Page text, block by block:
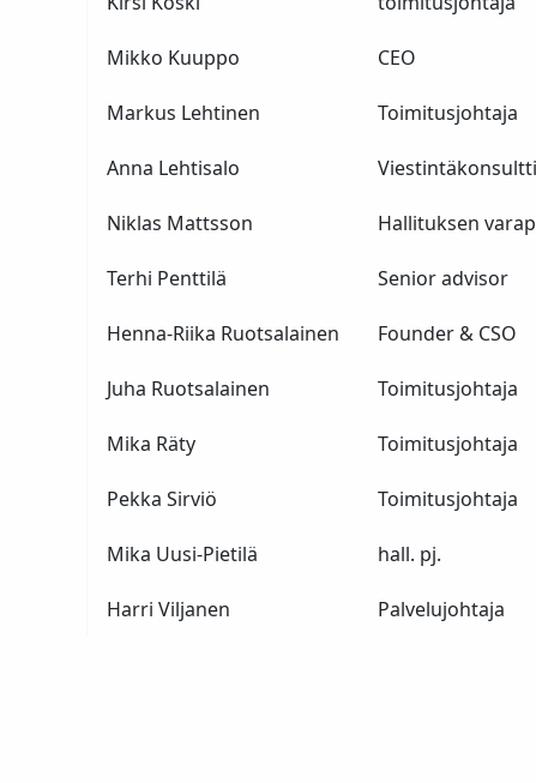
Mikko Kuuppo CEO
Markus Lehtinen Toimitusjohtaja
Anna Lehtisalo
Niklas Mattsson Hallituksen
Terhi Penttilä Senior advisor
Henna-Riika Ruotsalainen Founder & CSO
Juha Ruotsalainen Toimitusjohtaja
Mika Räty Toimitusjohtaja
Pekka Sirviö Toimitusjohtaja
Mika Uusi-Pietilä hall. pj.
Harri Viljanen Palvelujohtaja